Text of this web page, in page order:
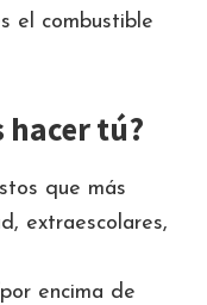
el combustible
hacer tú?
que más
extraescolares,
encima de